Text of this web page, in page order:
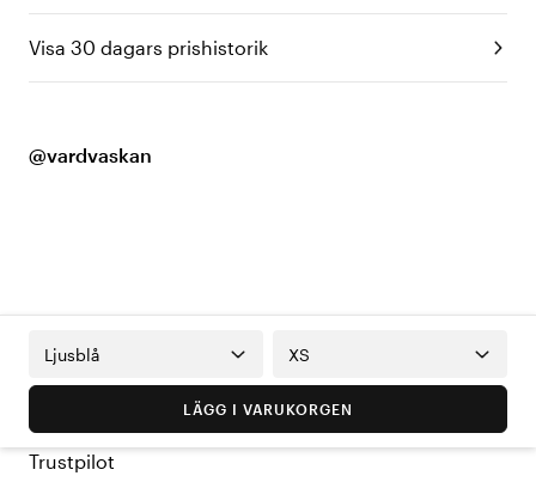
Visa 30 dagars prishistorik
@vardvaskan
Ljusblå XS
LÄGG I VARUKORGEN
Trustpilot